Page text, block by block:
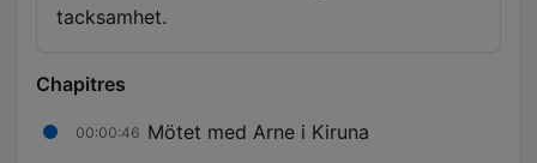
tacksamhet.
Chapitres
00:00:46 Mötet med Arne i Kiruna